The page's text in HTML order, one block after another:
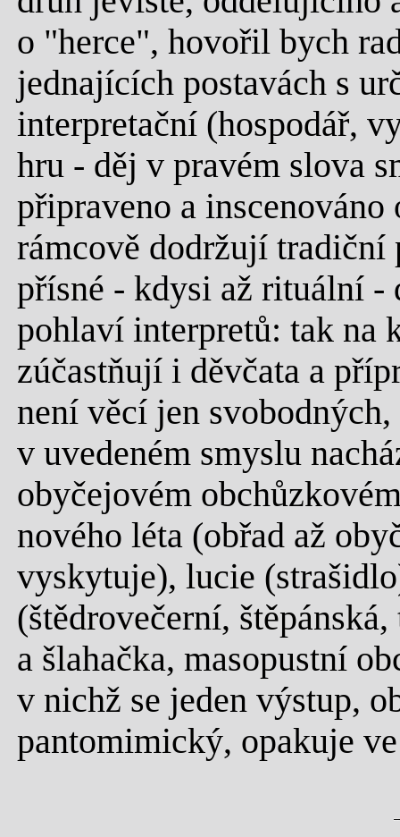
o "herce", hovořil bych
jednajících postavách s
interpretační (hospodář,
hru - děj v pravém slova
připraveno a
rámcově dodržují tradiční
přísné - kdysi až rituální -
pohlaví interpretů: tak na
zúčastňují i děvčata a
není věcí jen
v uvedeném smyslu
obyčejovém
nového léta (obřad až
vyskytuje), lucie
(štědrovečerní,
a šlahačka, masopustní
v nichž se jeden výstup,
pantomimický, opakuje